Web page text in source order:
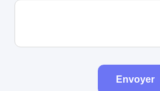
Envoyer